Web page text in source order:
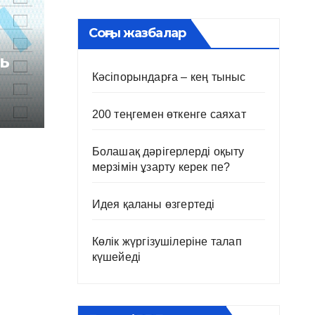
Соңғы жазбалар
Кәсіпорындарға – кең тыныс
200 теңгемен өткенге саяхат
Болашақ дәрігерлерді оқыту
мерзімін ұзарту керек пе?
Идея қаланы өзгертеді
Көлік жүргізушілеріне талап
күшейеді